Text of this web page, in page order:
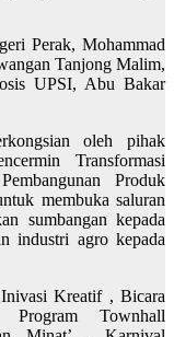
Perak, Mohammad
Tanjong Malim,
UPSI, Abu Bakar
oleh pihak
Transformasi
Produk
membuka saluran
sumbangan kepada
industri agro kepada
Kreatif , Bicara
Townhall